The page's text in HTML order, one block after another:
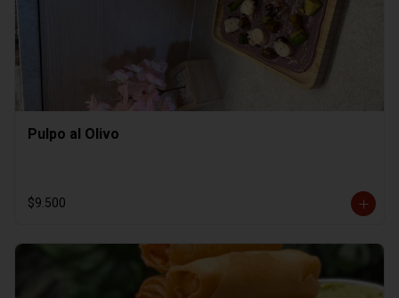
Pulpo al Olivo
$9.500